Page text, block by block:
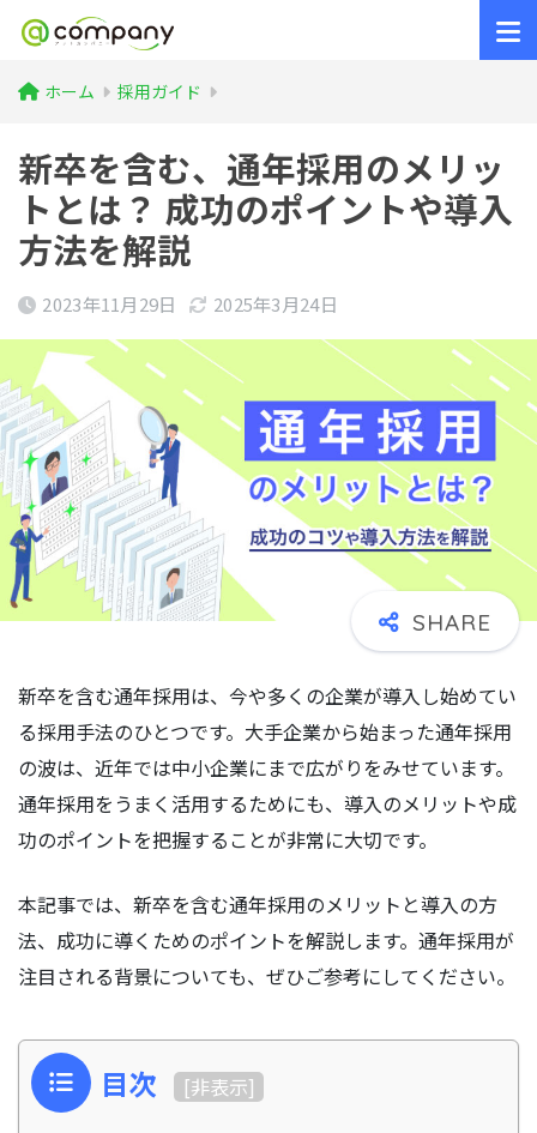
ホーム 採用ガイド
新卒を含む、通年採用のメリッ
トとは？ 成功のポイントや導入
方法を解説
2023年11月29日 2025年3月24日
新卒を含む通年採用は、今や多くの企業が導入し始めてい
る採用手法のひとつです。大手企業から始まった通年採用
の波は、近年では中小企業にまで広がりをみせています。
通年採用をうまく活用するためにも、導入のメリットや成
功のポイントを把握することが非常に大切です。
本記事では、新卒を含む通年採用のメリットと導入の方
法、成功に導くためのポイントを解説します。通年採用が
注目される背景についても、ぜひご参考にしてください。
目次 [非表示]